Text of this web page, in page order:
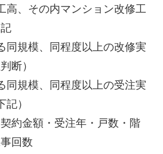
、その内マンション改修工
規模、同程度以上の改修実
断）
規模、同程度以上の受注実
）
約金額・受注年・戸数・階
回数